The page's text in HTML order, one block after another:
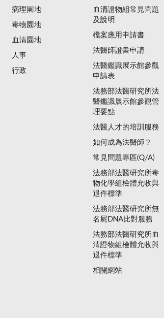
病理園地
毒物園地
血清園地
人事
行政
血清證物組常見問題
及說明
檔案應用申請書
法醫師證書申請
法醫鑑識展示館參觀
申請表
法務部法醫研究所法
醫鑑識展示館參觀管
理要點
法醫人才的培訓服務
如何成為法醫師？
常見問題專區(Q/A)
法務部法醫研究所毒
物化學組檢體允收與
退件標準
法務部法醫研究所無
名屍DNA比對服務
法務部法醫研究所血
清證物組檢體允收與
退件標準
相關網站